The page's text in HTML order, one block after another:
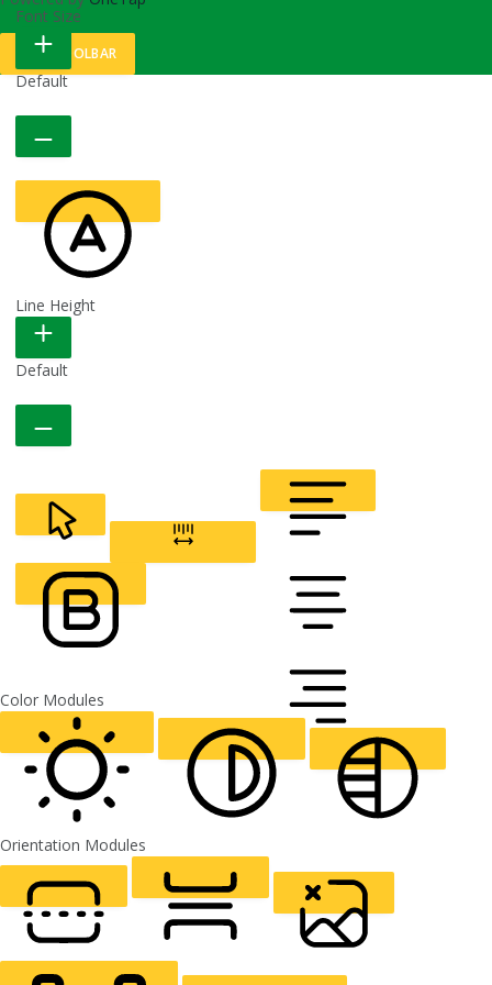
HIDE TOOLBAR
Font Size
Default
READABLE FONT
Line Height
Default
CURSOR
ALIGN TEXT
FONT WEIGHT
Color Modules
LIGHT CONTRAST HIGH CONTRAST
Orientation Modules